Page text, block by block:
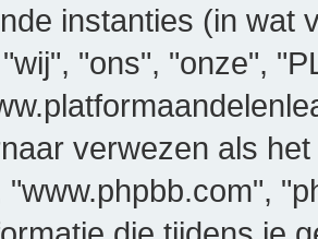
instanties (in wat
"ons", "onze",
verwezen als
"www.phpbb.com",